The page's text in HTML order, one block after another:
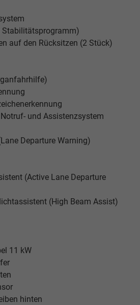
Stabilitätsprogramm)
auf den Rücksitzen (2 Stück)
und Assistenzsystem
Departure Warning)
(Active Lane Departure
(High Beam Assist)
11 kW
hinten